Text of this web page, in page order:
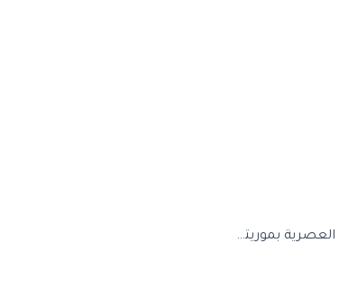
منح دراسية بجامعة نواكّشوط العصرية بموريتانيا في طور الدكتوراه.